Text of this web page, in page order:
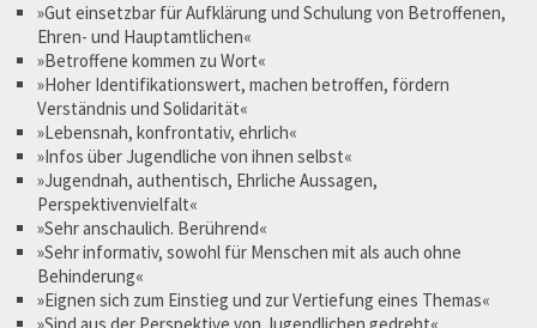
»Gut einsetzbar für Aufklärung und Schulung von Betroffenen,
Ehren- und Hauptamtlichen«
»Betroffene kommen zu Wort«
»Hoher Identifikationswert, machen betroffen, fördern
Verständnis und Solidarität«
»Lebensnah, konfrontativ, ehrlich«
»Infos über Jugendliche von ihnen selbst«
»Jugendnah, authentisch, Ehrliche Aussagen,
Perspektivenvielfalt«
»Sehr anschaulich. Berührend«
»Sehr informativ, sowohl für Menschen mit als auch ohne
Behinderung«
»Eignen sich zum Einstieg und zur Vertiefung eines Themas«